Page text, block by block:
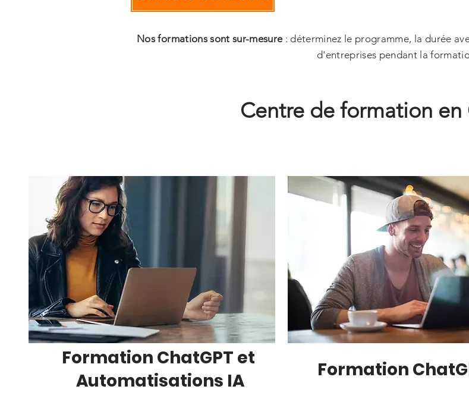
Nos formations sont sur-mesure: déterminez le programme, la durée
d'entreprises pendant la
Centre de formation en
Formation ChatGPT et
Automatisations IA
Formation